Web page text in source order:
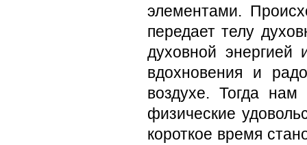
элементами.
передает телу
духовной
вдохновения и
воздухе. Тогда
физические
короткое время